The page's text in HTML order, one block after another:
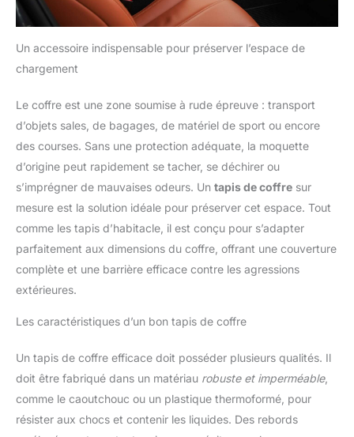
Un accessoire indispensable pour préserver l’espace de
chargement
Le coffre est une zone soumise à rude épreuve : transport
d’objets sales, de bagages, de matériel de sport ou encore
des courses. Sans une protection adéquate, la moquette
d’origine peut rapidement se tacher, se déchirer ou
s’imprégner de mauvaises odeurs. Un tapis de coffre sur
mesure est la solution idéale pour préserver cet espace. Tout
comme les tapis d’habitacle, il est conçu pour s’adapter
parfaitement aux dimensions du coffre, offrant une couverture
complète et une barrière efficace contre les agressions
extérieures.
Les caractéristiques d’un bon tapis de coffre
Un tapis de coffre efficace doit posséder plusieurs qualités. Il
doit être fabriqué dans un matériau robuste et imperméable,
comme le caoutchouc ou un plastique thermoformé, pour
résister aux chocs et contenir les liquides. Des rebords